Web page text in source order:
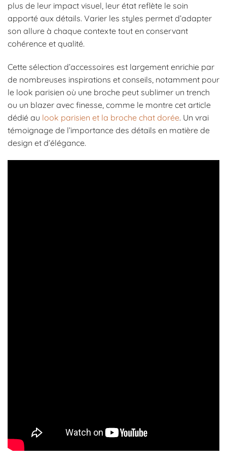
plus de leur impact visuel, leur état reflète le soin
apporté aux détails. Varier les styles permet d’adapter
son allure à chaque contexte tout en conservant
cohérence et qualité.
Cette sélection d’accessoires est largement enrichie par
de nombreuses inspirations et conseils, notamment pour
le look parisien où une broche peut sublimer un trench
ou un blazer avec finesse, comme le montre cet article
dédié au look parisien et la broche chat dorée. Un vrai
témoignage de l’importance des détails en matière de
design et d’élégance.